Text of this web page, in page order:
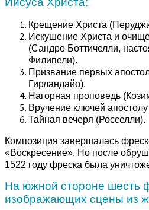
Крещение Христа
Искушение Христа и
(Сандро Боттичелли,
Филипели).
Призвание первых
Гирландайо).
Нагорная проповедь
Вручение ключей
Тайная вечеря (Росселли).
Композиция завершалась
«Воскресение». Но после
1522 году фреска была
На южной стороне шесть
изображающих сцены из